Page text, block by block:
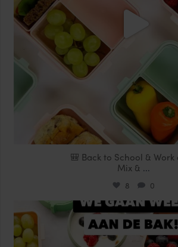
🎒 Back to School & Work
Mix & ...
8 0
locklocknl
Aug 14